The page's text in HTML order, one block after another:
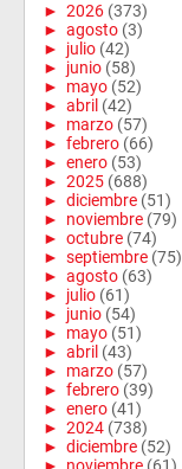
► 2026 (373)
► agosto (3)
► julio (42)
► junio (58)
► mayo (52)
► abril (42)
► marzo (57)
► febrero (66)
► enero (53)
► 2025 (688)
► diciembre (51)
► noviembre (79)
► octubre (74)
► septiembre (75)
► agosto (63)
► julio (61)
► junio (54)
► mayo (51)
► abril (43)
► marzo (57)
► febrero (39)
► enero (41)
► 2024 (738)
► diciembre (52)